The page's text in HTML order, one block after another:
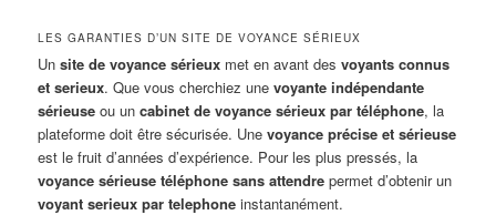
LES GARANTIES D’UN SITE DE VOYANCE SÉRIEUX
Unsite de voyance sérieux met en avant desvoyants connus
et serieux. Que vous cherchiez unevoyante indépendante
sérieuse ou uncabinet de voyance sérieux par téléphone, la
plateforme doit être sécurisée. Unevoyance précise et sérieuse
est le fruit d’années d’expérience. Pour les plus pressés, la
voyance sérieuse téléphone sans attendre permet d’obtenir un
voyant serieux par telephone instantanément.